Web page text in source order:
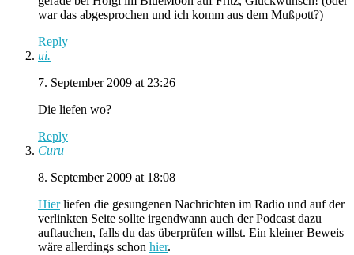
war das abgesprochen und ich komm aus dem Mußpott?)
Reply
ui.
7. September 2009 at 23:26
Die liefen wo?
Reply
Curu
8. September 2009 at 18:08
Hierliefen die gesungenen Nachrichten im Radio und auf der
verlinkten Seite sollte irgendwann auch der Podcast dazu
auftauchen, falls du das überprüfen willst. Ein kleiner Beweis
wäre allerdings schon hier.